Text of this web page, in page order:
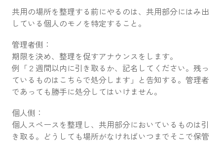
共用の場所を整理する前にやるのは、共用部分にはみ出
している個人のモノを特定すること。
管理者側：
期限を決め、整理を促すアナウンスをします。
例「２週間以内に引き取るか、記名してください。残っ
ているものはこちらで処分します」と告知する。管理者
であっても勝手に処分してはいけません。
個人側：
個人スペースを整理し、共用部分においているものは引
き取る。どうしても場所がなければいつまでそこで保管